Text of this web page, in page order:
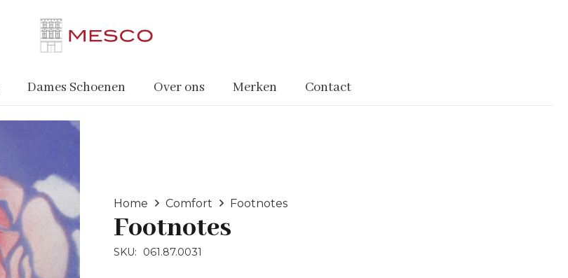
Dames Schoenen Over ons Merken Contact
Home Comfort Footnotes
Footnotes
SKU: 061.87.0031